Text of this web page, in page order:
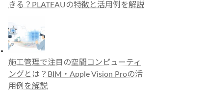
きる？PLATEAUの特徴と活用例を解説
施工管理で注目の空間コンピューティ
ングとは？BIM・Apple Vision Proの活
用例を解説